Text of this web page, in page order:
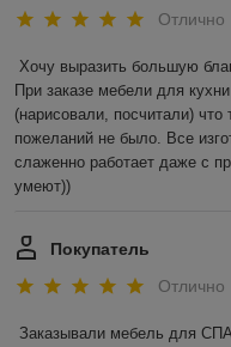
Отлично
Хочу выразить большую
При заказе мебели для
(нарисовали, посчитали) что
пожеланий не было. Все
слаженно работает даже с
умеют))
Покупатель
Отлично
Заказывали мебель для